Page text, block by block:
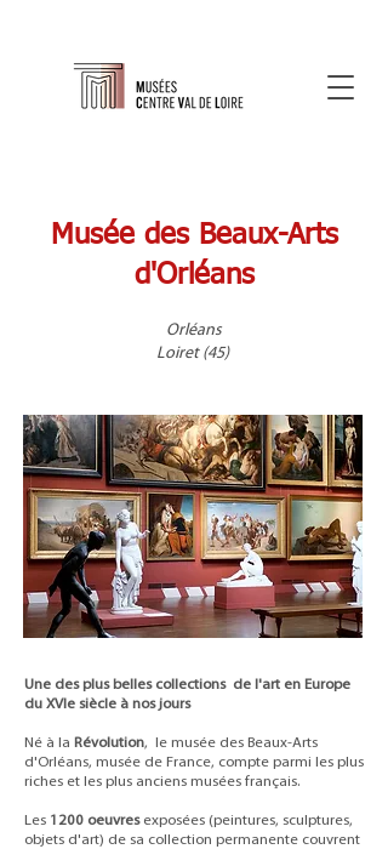
Musée des Beaux-Arts
d'Orléans
Orléans
Loiret (45)
Une des plus belles collections de l'art en Europe
du XVIe siècle à nos jours
Né à la Révolution, le musée des Beaux-Arts
d'Orléans, musée de France, compte parmi les plus
riches et les plus anciens musées français.
Les 1200 oeuvres exposées (peintures, sculptures,
objets d'art) de sa collection permanente couvrent